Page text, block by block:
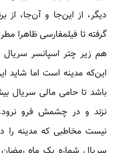
دیگر، از این‌جا و آن‌جا، از
گرفته تا فیلمفارسی ظاهرا
هم زیر چتر اسپانسر سریال
این‌که مدینه است اما
باشد تا حامی مالی سریال
نزند و در چشمش فرو
نیست مخاطبی که مدینه را